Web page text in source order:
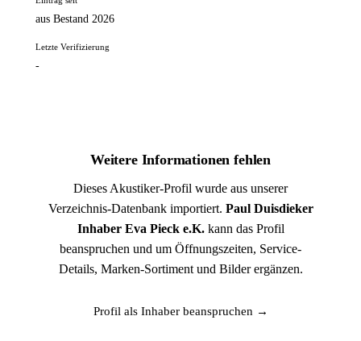
aus Bestand 2026
Letzte Verifizierung
-
Weitere Informationen fehlen
Dieses Akustiker-Profil wurde aus unserer
Verzeichnis-Datenbank importiert. Paul Duisdieker
Inhaber Eva Pieck e.K.kann das Profil
beanspruchen und um Öffnungszeiten, Service-
Details, Marken-Sortiment und Bilder ergänzen.
Profil als Inhaber beanspruchen →